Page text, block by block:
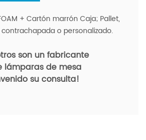
+ Cartón marrón Caja; Pallet,
o personalizado.
son un fabricante
lámparas de mesa
su consulta!